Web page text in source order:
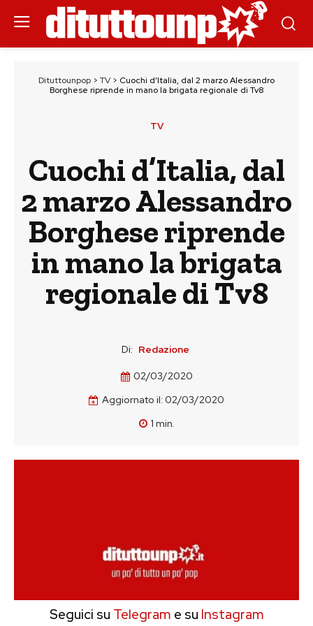
Dituttounpop > TV > Cuochi d’Italia, dal 2 marzo Alessandro
Borghese riprende in mano la brigata regionale di Tv8
TV
Cuochi d’Italia, dal
2 marzo Alessandro
Borghese riprende
in mano la brigata
regionale di Tv8
Di: Redazione
02/03/2020
Aggiornato il: 02/03/2020
1 min.
Seguici su Telegram e su Instagram